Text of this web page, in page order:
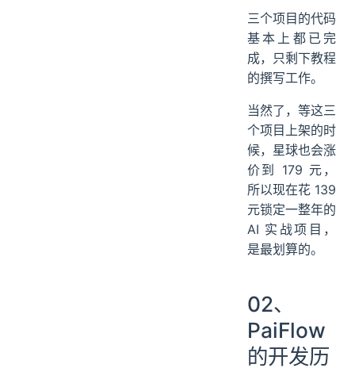
三个项目的代码
基本上都已完
成，只剩下教程
的撰写工作。
当然了，等这三
个项目上架的时
候，星球也会涨
价到 179 元，
所以现在花 139
元锁定一整年的
AI 实战项目，
是最划算的。
02、
PaiFlow
的开发历